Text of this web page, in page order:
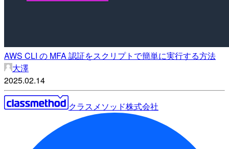
AWS CLI の MFA 認証をスクリプトで簡単に実行する方法
大澤
2025.02.14
クラスメソッド株式会社